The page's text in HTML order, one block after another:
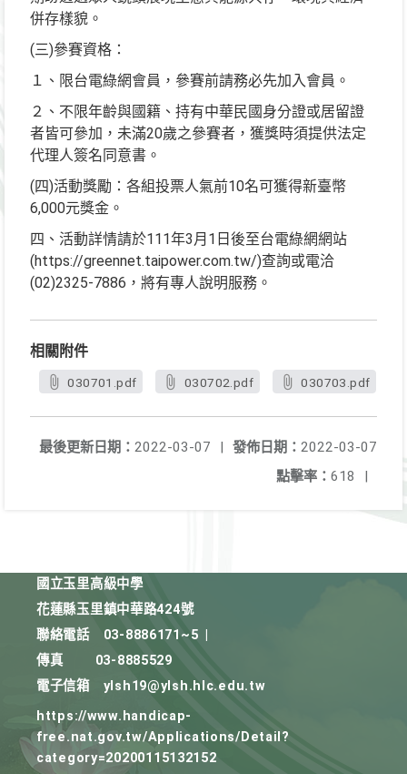
併存樣貌。
(三)參賽資格：
１、限台電綠網會員，參賽前請務必先加入會員。
２、不限年齡與國籍、持有中華民國身分證或居留證
者皆可參加，未滿20歲之參賽者，獲獎時須提供法定
代理人簽名同意書。
(四)活動獎勵：各組投票人氣前10名可獲得新臺幣
6,000元獎金。
四、活動詳情請於111年3月1日後至台電綠網網站
(https://greennet.taipower.com.tw/)查詢或電洽
(02)2325-7886，將有專人說明服務。
相關附件
030701.pdf 030702.pdf 030703.pdf
發佈日期： 2022-03-07
最後更新日期： 2022-03-07
|
點擊率： 618 |
國立玉里高級中學
花蓮縣玉里鎮中華路424號
聯絡電話
03-8886171~5
傳真
03-8885529
電子信箱
ylsh19@ylsh.hlc.edu.tw
https://www.handicap-
free.nat.gov.tw/Applications/Detail?
category=20200115132152